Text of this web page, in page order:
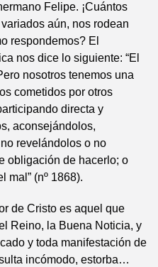
Felipe. ¡Cuántos
aún, nos rodean
respondemos? El
nos dice lo siguiente: “El
nosotros tenemos una
cometidos por otros
directa y
aconsejándolos,
revelándolos o no
obligación de hacerlo; o
mal” (nº 1868).
de Cristo es aquel que
Reino, la Buena Noticia, y
y toda manifestación de
incómodo, estorba…